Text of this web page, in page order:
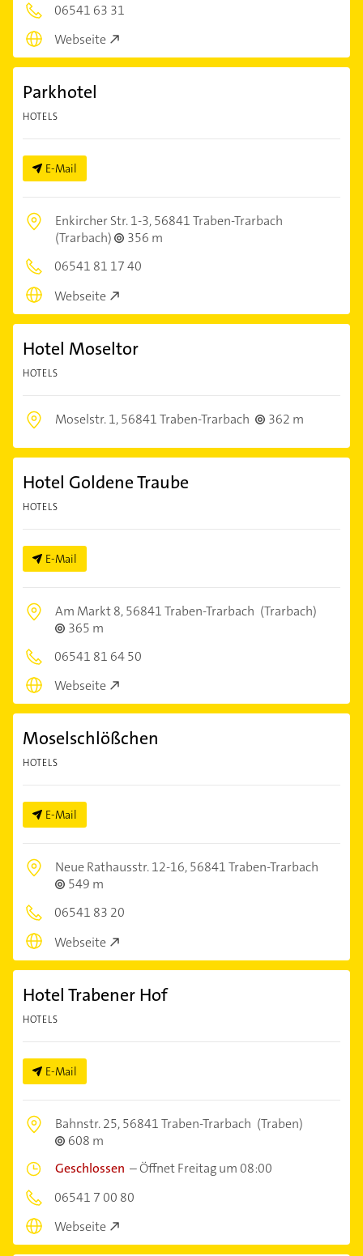
06541 63 31
Webseite
Parkhotel
HOTELS
E-Mail
Enkircher Str. 1-3,56841 Traben-Trarbach
(Trarbach)
356 m
06541 81 17 40
Webseite
Hotel Moseltor
HOTELS
Moselstr. 1,56841 Traben-Trarbach 362 m
Hotel Goldene Traube
HOTELS
E-Mail
Am Markt 8,56841 Traben-Trarbach (Trarbach)
365 m
06541 81 64 50
Webseite
Moselschlößchen
HOTELS
E-Mail
Neue Rathausstr. 12-16,56841 Traben-Trarbach
549 m
06541 83 20
Webseite
Hotel Trabener Hof
HOTELS
E-Mail
Bahnstr. 25,56841 Traben-Trarbach (Traben)
608 m
Geschlossen –Öffnet Freitag um 08:00
06541 7 00 80
Webseite